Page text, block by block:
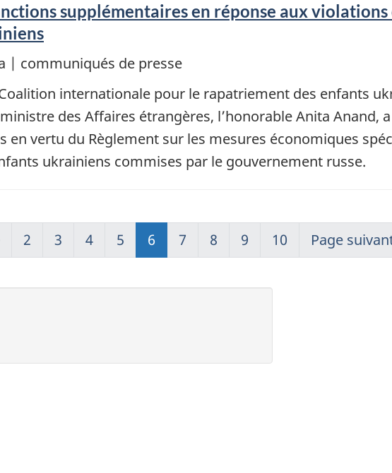
supplémentaires en réponse aux violations
| communiqués de presse
internationale pour le rapatriement des enfants
des Affaires étrangères, l’honorable Anita Anand,
vertu du Règlement sur les mesures économiques
ukrainiens commises par le gouvernement russe.
2 3 4 5 6 7 8 9 10 Page